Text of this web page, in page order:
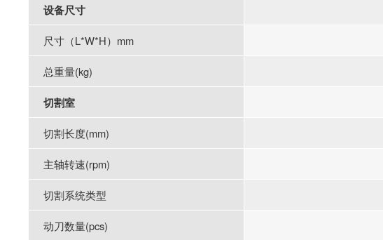
设备尺寸
尺寸（L*W*H）mm
总重量(kg)
切割室
切割长度(mm)
主轴转速(rpm)
切割系统类型
动刀数量(pcs)